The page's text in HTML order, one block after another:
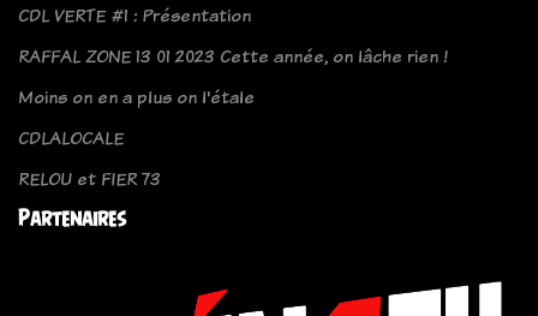
CDL VERTE #1 : Présentation
RAFFAL ZONE 13 01 2023 Cette année, on lâche rien !
Moins on en a plus on l'étale
CDLALOCALE
RELOU et FIER 73
Partenaires